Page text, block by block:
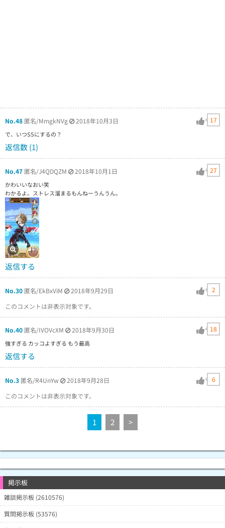
No.48 匿名/MmgkNVg 2018年10月3日 17
で、いつSSにするの？
返信数 (1)
No.47 匿名/J4QDQZM 2018年10月1日 27
かわいいなおい笑
わかるよ。ストレス溜まるもんねーうんうん。
返信する
No.30 匿名/EkBxViM 2018年9月29日
2
このコメントは非表示対象です。
No.40 匿名/IVOVcXM 2018年9月30日 18
強すぎる カッコよすぎる もう最高
返信する
No.3 匿名/R4UnYw 2018年9月28日
6
このコメントは非表示対象です。
1 2 >
掲示板
雑談掲示板 (2610576)
質問掲示板 (53576)